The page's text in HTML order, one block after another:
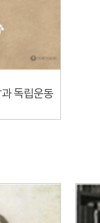
독립운동